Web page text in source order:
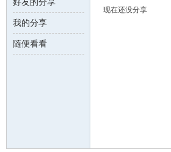
数 ›
好友的分享
我的分享
随便看看
现在还没分享